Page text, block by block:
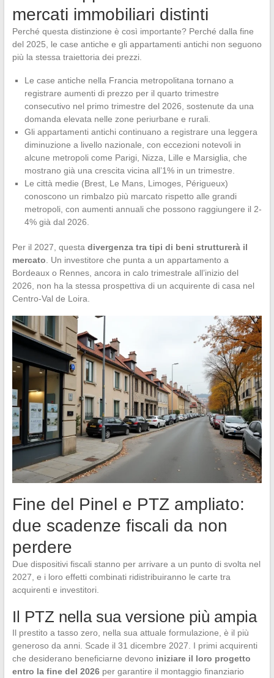
mercati immobiliari distinti
Perché questa distinzione è così importante? Perché dalla fine
del 2025, le case antiche e gli appartamenti antichi non seguono
più la stessa traiettoria dei prezzi.
Le case antiche nella Francia metropolitana tornano a
registrare aumenti di prezzo per il quarto trimestre
consecutivo nel primo trimestre del 2026, sostenute da una
domanda elevata nelle zone periurbane e rurali.
Gli appartamenti antichi continuano a registrare una leggera
diminuzione a livello nazionale, con eccezioni notevoli in
alcune metropoli come Parigi, Nizza, Lille e Marsiglia, che
mostrano già una crescita vicina all’1% in un trimestre.
Le città medie (Brest, Le Mans, Limoges, Périgueux)
conoscono un rimbalzo più marcato rispetto alle grandi
metropoli, con aumenti annuali che possono raggiungere il 2-
4% già dal 2026.
Per il 2027, questa divergenza tra tipi di beni strutturerà il
mercato. Un investitore che punta a un appartamento a
Bordeaux o Rennes, ancora in calo trimestrale all’inizio del
2026, non ha la stessa prospettiva di un acquirente di casa nel
Centro-Val de Loira.
Fine del Pinel e PTZ ampliato:
due scadenze fiscali da non
perdere
Due dispositivi fiscali stanno per arrivare a un punto di svolta nel
2027, e i loro effetti combinati ridistribuiranno le carte tra
acquirenti e investitori.
Il PTZ nella sua versione più ampia
Il prestito a tasso zero, nella sua attuale formulazione, è il più
generoso da anni. Scade il 31 dicembre 2027. I primi acquirenti
che desiderano beneficiarne devono iniziare il loro progetto
entro la fine del 2026per garantire il montaggio finanziario